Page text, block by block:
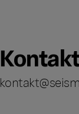
Kontakt